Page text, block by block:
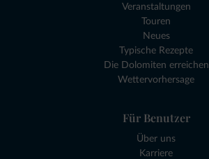
Veranstaltungen
Touren
Neues
Typische Rezepte
Die Dolomiten erreichen
Wettervorhersage
Für Benutzer
Über uns
Karriere